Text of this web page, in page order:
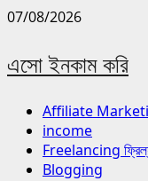
Skip
content
07/08/2026
এসো ইনকাম করি
Primary
Menu
Affiliate
income
Freelancing
Blogging